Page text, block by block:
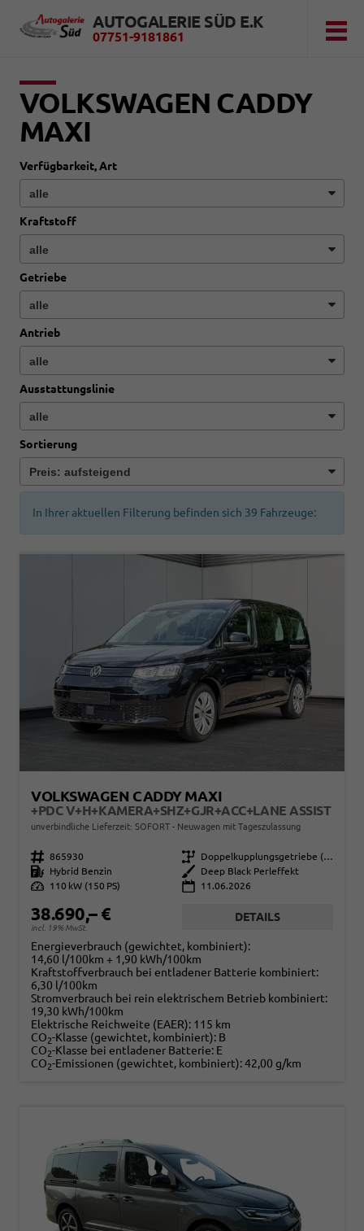
AUTOGALERIE SÜD E.K
07751-9181861
VOLKSWAGEN CADDY
MAXI
Verfügbarkeit, Art
Kraftstoff
Getriebe
Antrieb
Ausstattungslinie
Sortierung
In Ihrer aktuellen Filterung befinden sich 39 Fahrzeuge:
VOLKSWAGEN CADDY MAXI
+PDC V+H+KAMERA+SHZ+GJR+ACC+LANE ASSIST
unverbindliche Lieferzeit: SOFORT Neuwagen mit Tageszulassung
Fahrzeugnr. 865930 Getriebe
Doppelkupplungsgetriebe (DSG)
Kraftstoff
Hybrid Benzin Außenfarbe
Deep Black Perleffekt
Leistung
110 kW (150 PS) 11.06.2026
38.690,– €
incl. 19% MwSt.
DETAILS
Energieverbrauch (gewichtet, kombiniert):
14,60 l/100km + 1,90 kWh/100km
Kraftstoffverbrauch bei entladener Batterie kombiniert:
6,30 l/100km
Stromverbrauch bei rein elektrischem Betrieb kombiniert:
19,30 kWh/100km
Elektrische Reichweite (EAER): 115 km
CO2-Klasse (gewichtet, kombiniert): B
CO2-Klasse bei entladener Batterie: E
CO2-Emissionen (gewichtet, kombiniert):42,00 g/km